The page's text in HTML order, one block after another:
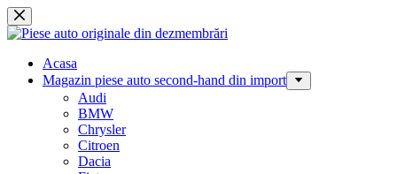
Sari
la
Acasa
Magazin piese auto second-hand din import
Audi
BMW
Chrysler
Citroen
Dacia